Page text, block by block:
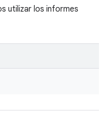
utilizar los informes